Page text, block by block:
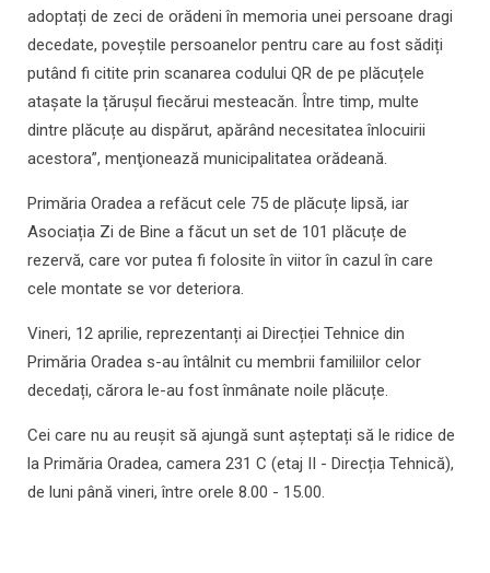
adoptați de zeci de orădeni în memoria unei persoane dragi
decedate, poveștile persoanelor pentru care au fost sădiți
putând fi citite prin scanarea codului QR de pe plăcuțele
atașate la țărușul fiecărui mesteacăn. Între timp, multe
dintre plăcuțe au dispărut, apărând necesitatea înlocuirii
acestora”, menţionează municipalitatea orădeană.
Primăria Oradea a refăcut cele 75 de plăcuțe lipsă, iar
Asociația Zi de Bine a făcut un set de 101 plăcuțe de
rezervă, care vor putea fi folosite în viitor în cazul în care
cele montate se vor deteriora.
Vineri, 12 aprilie, reprezentanți ai Direcției Tehnice din
Primăria Oradea s-au întâlnit cu membrii familiilor celor
decedați, cărora le-au fost înmânate noile plăcuțe.
Cei care nu au reușit să ajungă sunt așteptați să le ridice de
la Primăria Oradea, camera 231 C (etaj II - Direcția Tehnică),
de luni până vineri, între orele 8.00 - 15.00.